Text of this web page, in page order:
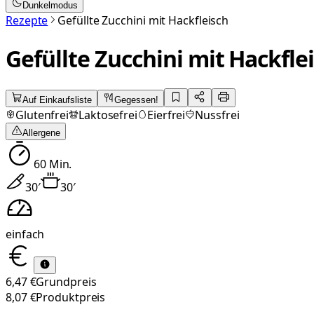
Dunkelmodus
Rezepte Gefüllte Zucchini mit Hackfleisch
Gefüllte Zucchini mit
Auf Einkaufsliste Gegessen!
Glutenfrei Laktosefrei Eierfrei Nussfrei
Allergene
60Min.
30′ 30′
einfach
6,47 €Grundpreis
8,07 €Produktpreis